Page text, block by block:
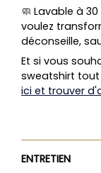
🧼 Lavable à
voulez
déconseille,
Et si vous
sweatshirt tout
ici et trouver
ENTRETIEN